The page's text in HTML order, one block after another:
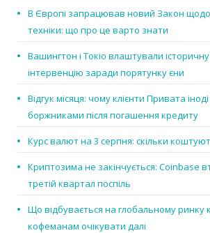
В Європі запрацював новий Закон
техніки: що про це варто знати
Вашингтон і Токіо влаштували
інтервенцію заради порятунку єни
Відгук місяця: чому клієнти Привата
боржниками після погашення кредиту
Курс валют на 3 серпня: скільки
Криптозима не закінчується: Coinbase
третій квартал поспіль
Що відбувається на глобальному ринку
кофеманам очікувати далі